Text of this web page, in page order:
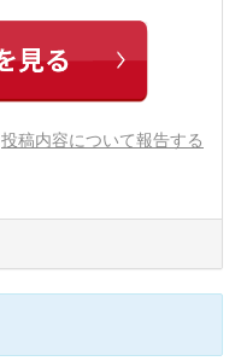
投稿内容について報告する